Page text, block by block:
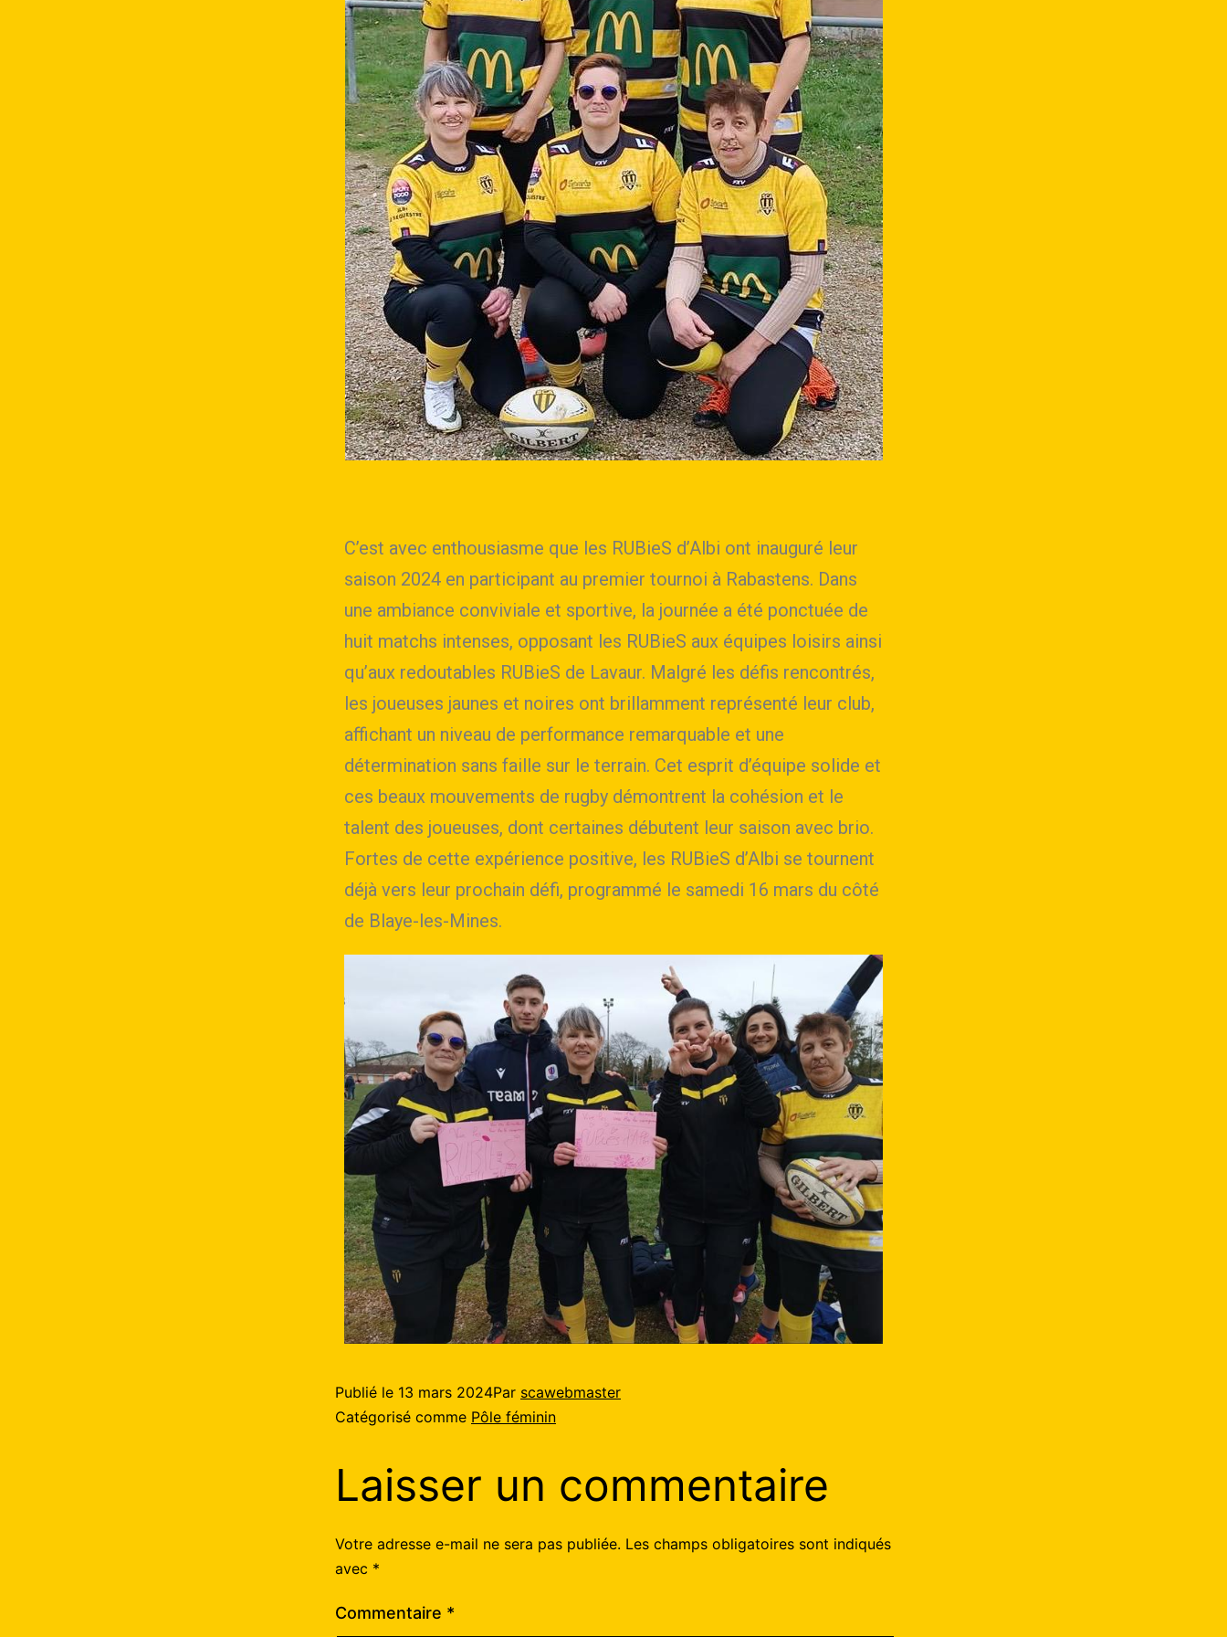
C’est avec enthousiasme que les RUBieS d’Albi ont inauguré leur
saison 2024 en participant au premier tournoi à Rabastens. Dans
une ambiance conviviale et sportive, la journée a été ponctuée de
huit matchs intenses, opposant les RUBieS aux équipes loisirs ainsi
qu’aux redoutables RUBieS de Lavaur. Malgré les défis rencontrés,
les joueuses jaunes et noires ont brillamment représenté leur club,
affichant un niveau de performance remarquable et une
détermination sans faille sur le terrain. Cet esprit d’équipe solide et
ces beaux mouvements de rugby démontrent la cohésion et le
talent des joueuses, dont certaines débutent leur saison avec brio.
Fortes de cette expérience positive, les RUBieS d’Albi se tournent
déjà vers leur prochain défi, programmé le samedi 16 mars du côté
de Blaye-les-Mines.
Publié le 13 mars 2024Par scawebmaster
Catégorisé comme Pôle féminin
Laisser un commentaire
Votre adresse e-mail ne sera pas publiée. Les champs obligatoires sont indiqués
avec *
Commentaire *